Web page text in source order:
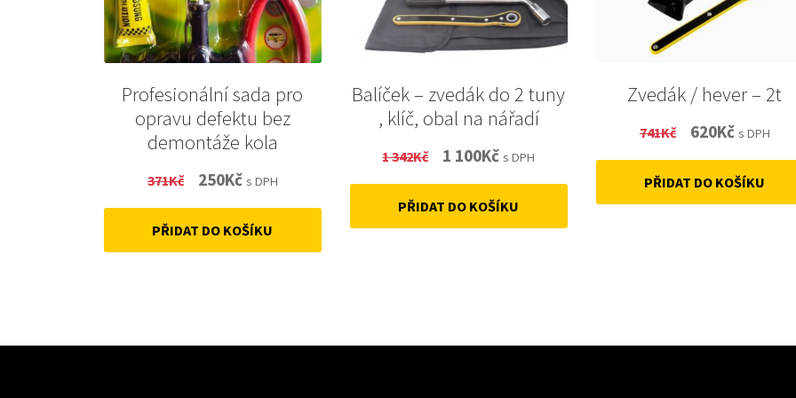
Profesionální sada pro
opravu defektu bez
demontáže kola
371Kč
Original
price
was:
250KčCurrent
price
is:
s DPH
PŘIDAT DO KOŠÍKU
Balíček – zvedák do 2 tuny
, klíč, obal na nářadí
1 342Kč
Original
price
was:
1 100KčCurrent
price
is:
s DPH
PŘIDAT DO KOŠÍKU
Zvedák / hever – 2t
741Kč
Original
price
was:
620KčCurrent
price
is:
s DPH
PŘIDAT DO KOŠÍKU